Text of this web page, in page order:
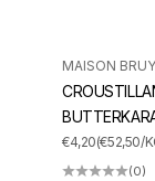
MAISON
ANGEBOT
€4,20(€52,50/
(0)